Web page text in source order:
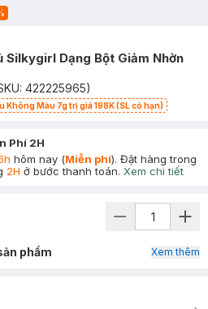
Silkygirl Dạng Bột Giảm Nhờn
422225965)
Không Màu 7g trị giá 198K (SL có hạn)
Phí 2H
hôm nay (Miễn phí). Đặt hàng trong
2H ở bước thanh toán. Xem chi tiết
phẩm Xem thêm